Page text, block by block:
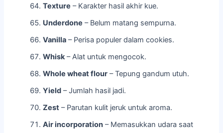
Texture – Karakter hasil akhir kue.
Underdone – Belum matang sempurna.
Vanilla – Perisa populer dalam cookies.
Whisk– Alat untuk mengocok.
Whole wheat flour – Tepung gandum utuh.
Yield – Jumlah hasil jadi.
Zest – Parutan kulit jeruk untuk aroma.
Air incorporation – Memasukkan udara saat